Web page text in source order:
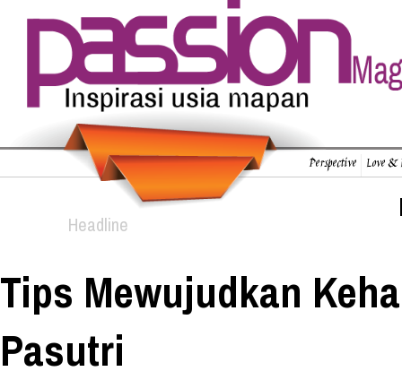
Perspective Love
Headline
Tips Mewujudkan
Pasutri